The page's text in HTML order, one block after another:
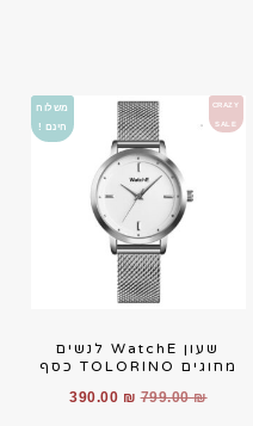
CRAZY
SALE
משלוח
חינם !
שעון WatchE לנשים
מחוגים TOLORINO כסף
799.00
390.00 ₪